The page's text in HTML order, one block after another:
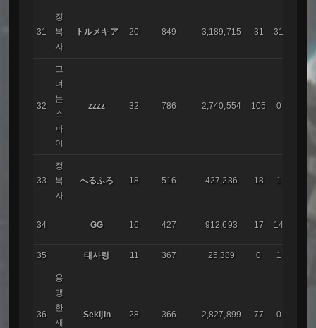
31
정
복
자
トルメキア 20 849 3,189,715 31 31
32
그
녀
는
스
파
이
zzzz 32 786 2,740,554 105 0
33
정
복
자
へるふろ 18 516 427,236 18 1
34 GG 16 427 912,693 17 14
レム
35 태사령 11 367 25,389 0 1
36
용
맹
한
제
Sekijin 28 366 2,827,899 77 0